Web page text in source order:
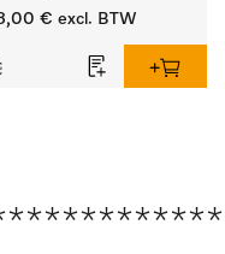
van lichte
en glazen.
€ excl. BTW